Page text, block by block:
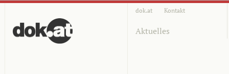
dok.at Kontakt
Aktuelles